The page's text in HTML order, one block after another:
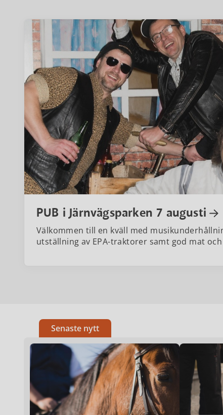
Startsida
PUB i Järnvägsparken 7 augusti
Välkommen till en kväll med
utställning av EPA-traktorer samt god mat
Senaste nytt